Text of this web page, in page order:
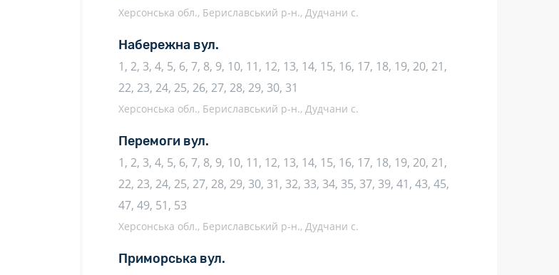
Херсонська обл., Бериславський р-н., Дудчани с.
Набережна вул.
1, 2, 3, 4, 5, 6, 7, 8, 9, 10, 11, 12, 13, 14, 15, 16, 17, 18, 19, 20, 21,
22, 23, 24, 25, 26, 27, 28, 29, 30, 31
Херсонська обл., Бериславський р-н., Дудчани с.
Перемоги вул.
1, 2, 3, 4, 5, 6, 7, 8, 9, 10, 11, 12, 13, 14, 15, 16, 17, 18, 19, 20, 21,
22, 23, 24, 25, 27, 28, 29, 30, 31, 32, 33, 34, 35, 37, 39, 41, 43, 45,
47, 49, 51, 53
Херсонська обл., Бериславський р-н., Дудчани с.
Приморська вул.